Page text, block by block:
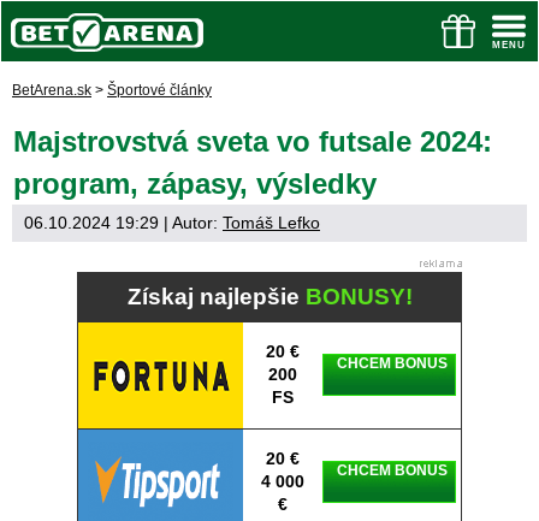
BetArena.sk > Športové články
Majstrovstvá sveta vo futsale 2024:
program, zápasy, výsledky
06.10.2024 19:29 | Autor: Tomáš Lefko
Získaj najlepšie BONUSY!
20 €
200
FS
CHCEM BONUS
20 €
4 000
€
CHCEM BONUS